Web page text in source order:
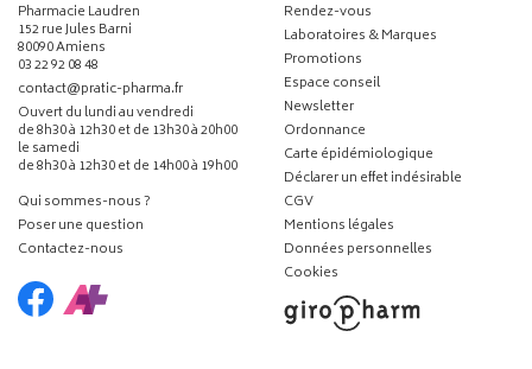
Pharmacie Laudren
152 rue Jules Barni
80090 Amiens
03 22 92 08 48
contact-
@-
pratic-pharma.fr
Ouvert du lundi au vendredi
de 8h30 à 12h30 et de 13h30 à 20h00
le samedi
de 8h30 à 12h30 et de 14h00 à 19h00
Qui sommes-nous ?
Poser une question
Contactez-nous
Rendez-vous
Laboratoires & Marques
Promotions
Espace conseil
Newsletter
Ordonnance
Carte épidémiologique
Déclarer un effet indésirable
CGV
Mentions légales
Données personnelles
Cookies